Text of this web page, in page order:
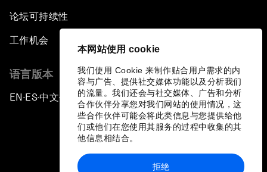
本网站使用 cookie
我们使用 Cookie 来制作贴合用户需求的内
容与广告、提供社交媒体功能以及分析我们
的流量。我们还会与社交媒体、广告和分析
合作伙伴分享您对我们网站的使用情况，这
些合作伙伴可能会将此类信息与您提供给他
们或他们在您使用其服务的过程中收集的其
他信息相结合。
拒绝
论坛可持续性
工作机会
语言版本
EN ▪ES▪中文▪ 日本語